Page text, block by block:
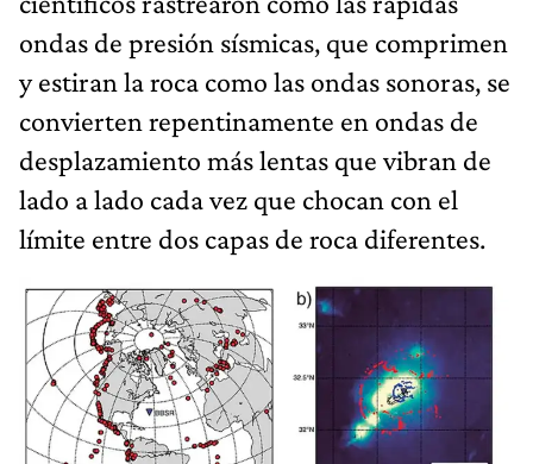
ondas de presión sísmicas, que comprimen
y estiran la roca como las ondas sonoras, se
convierten repentinamente en ondas de
desplazamiento más lentas que vibran de
lado a lado cada vez que chocan con el
límite entre dos capas de roca diferentes.